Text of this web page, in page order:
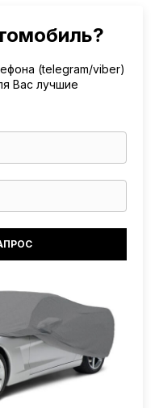
(telegram/viber)
Вас лучшие